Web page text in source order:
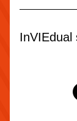
InVIEdual